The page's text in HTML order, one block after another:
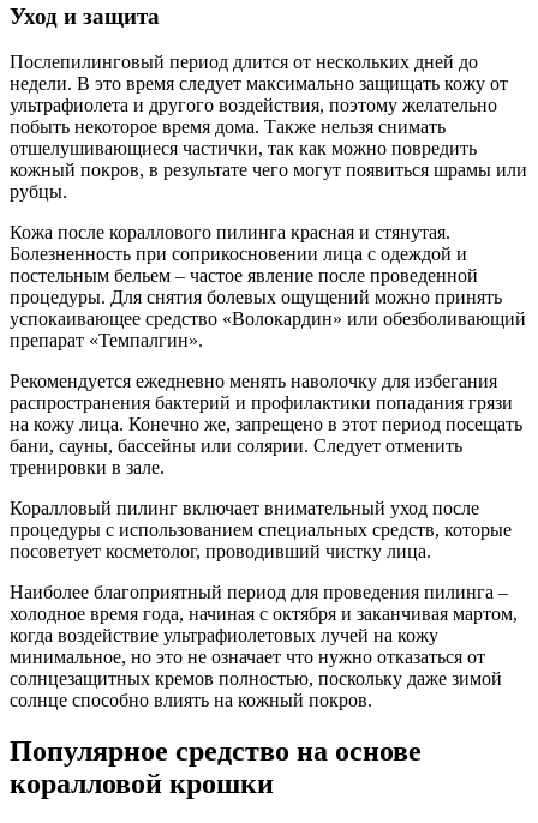
Уход и защита
Послепилинговый период длится от нескольких дней до
недели. В это время следует максимально защищать кожу от
ультрафиолета и другого воздействия, поэтому желательно
побыть некоторое время дома. Также нельзя снимать
отшелушивающиеся частички, так как можно повредить
кожный покров, в результате чего могут появиться шрамы или
рубцы.
Кожа после кораллового пилинга красная и стянутая.
Болезненность при соприкосновении лица с одеждой и
постельным бельем – частое явление после проведенной
процедуры. Для снятия болевых ощущений можно принять
успокаивающее средство «Волокардин» или обезболивающий
препарат «Темпалгин».
Рекомендуется ежедневно менять наволочку для избегания
распространения бактерий и профилактики попадания грязи
на кожу лица. Конечно же, запрещено в этот период посещать
бани, сауны, бассейны или солярии. Следует отменить
тренировки в зале.
Коралловый пилинг включает внимательный уход после
процедуры с использованием специальных средств, которые
посоветует косметолог, проводивший чистку лица.
Наиболее благоприятный период для проведения пилинга –
холодное время года, начиная с октября и заканчивая мартом,
когда воздействие ультрафиолетовых лучей на кожу
минимальное, но это не означает что нужно отказаться от
солнцезащитных кремов полностью, поскольку даже зимой
солнце способно влиять на кожный покров.
Популярное средство на основе
коралловой крошки